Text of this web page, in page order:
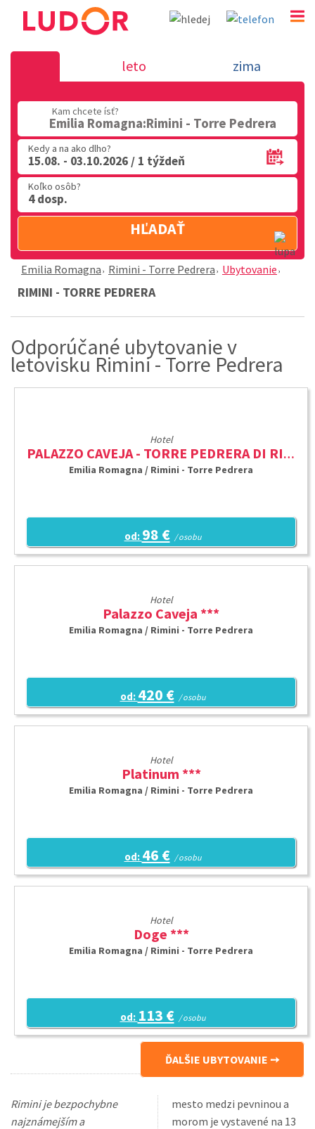
Rimini - Torre Pedrera - Emilia
02 2063 3182
Po-Pia: 9.00 - 16.00
leto zima
Kam chcete ísť?
Emilia Romagna:Rimini - Torre Pedrera
Kedy a na ako dlho?
15.08. - 03.10.2026 / 1 týždeň
Koľko osôb?
4 dosp.
HĽADAŤ
Emilia Romagna Rimini - Torre Pedrera Ubytovanie
RIMINI - TORRE PEDRERA
Odporúčané ubytovanie v
letovisku Rimini - Torre Pedrera
Hotel
PALAZZO CAVEJA - TORRE PEDRERA DI RIMINI ***
Emilia Romagna / Rimini - Torre Pedrera
od: 98 € / osobu
Hotel
Palazzo Caveja ***
Emilia Romagna / Rimini - Torre Pedrera
od: 420 € / osobu
Hotel
Platinum ***
Emilia Romagna / Rimini - Torre Pedrera
od: 46 € / osobu
Hotel
Doge ***
Emilia Romagna / Rimini - Torre Pedrera
od: 113 € / osobu
ĎALŠIE UBYTOVANIE
Rimini je bezpochybne
najznámejším a
mesto medzi pevninou a
morom je vystavené na 13